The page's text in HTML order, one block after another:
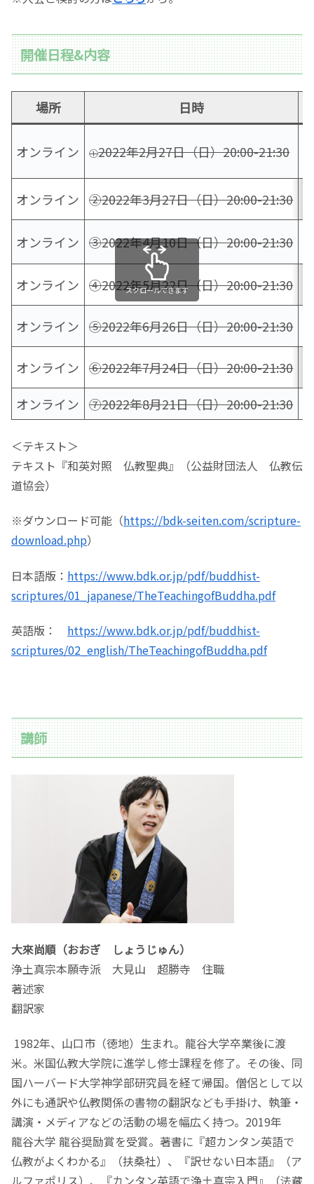
開催日程&内容
場所 日時
オンライン ①2022年2月27日（日）20:00-21:30
オンライン ②2022年3月27日（日）20:00-21:30
オンライン ③2022年4月10日（日）20:00-21:30
オンライン ④2022年5月22日（日）20:00-21:30
オンライン ⑤2022年6月26日（日）20:00-21:30
オンライン ⑥2022年7月24日（日）20:00-21:30
オンライン ⑦2022年8月21日（日）20:00-21:30
スクロールできます
＜テキスト＞
テキスト『和英対照 仏教聖典』（公益財団法人 仏教伝
道協会）
※ダウンロード可能（https://bdk-seiten.com/scripture-
download.php）
日本語版： https://www.bdk.or.jp/pdf/buddhist-
scriptures/01_japanese/TheTeachingofBuddha.pdf
英語版： https://www.bdk.or.jp/pdf/buddhist-
scriptures/02_english/TheTeachingofBuddha.pdf
講師
大來尚順（おおぎ しょうじゅん）
浄土真宗本願寺派 大見山 超勝寺 住職
著述家
翻訳家
1982年、山口市（徳地）生まれ。龍谷大学卒業後に渡
米。米国仏教大学院に進学し修士課程を修了。その後、同
国ハーバード大学神学部研究員を経て帰国。僧侶として以
外にも通訳や仏教関係の書物の翻訳なども手掛け、執筆・
講演・メディアなどの活動の場を幅広く持つ。2019年
龍谷大学 龍谷奨励賞を受賞。著書に『超カンタン英語で
仏教がよくわかる』（扶桑社）、『訳せない日本語』（ア
ルファポリス）、『カンタン英語で浄土真宗入門』（法藏